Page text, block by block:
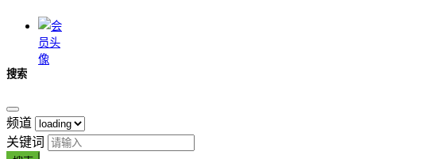
搜索
频道
关键词